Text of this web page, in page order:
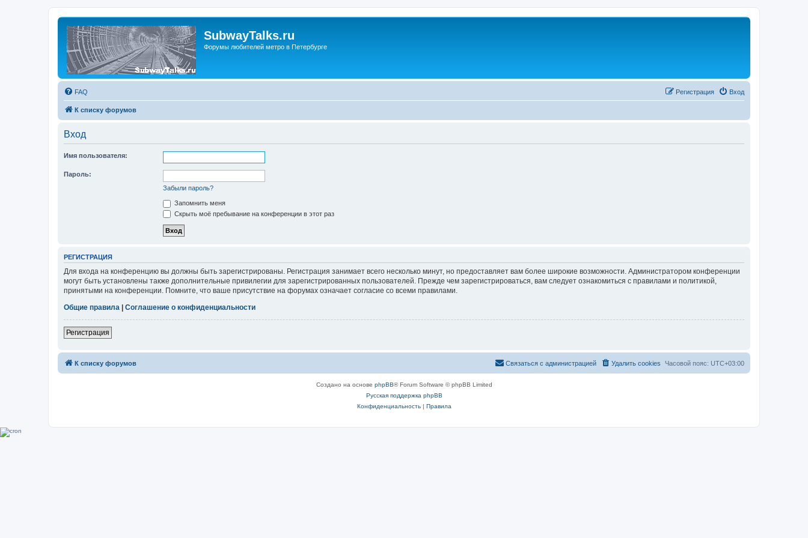
SubwayTalks.ru
Форумы любителей метро в Петербурге
FAQ Вход
Регистрация
К списку форумов
Вход
Имя пользователя:
Пароль:
Забыли пароль?
Запомнить меня
Скрыть моё пребывание на конференции в этот раз
РЕГИСТРАЦИЯ
Для входа на конференцию вы должны быть зарегистрированы. Регистрация занимает всего несколько минут, но предоставляет вам более широкие возможности. Администратором конференции
могут быть установлены также дополнительные привилегии для зарегистрированных пользователей. Прежде чем зарегистрироваться, вам следует ознакомиться с правилами и политикой,
принятыми на конференции. Помните, что ваше присутствие на форумах означает согласие со всеми правилами.
Общие правила | Соглашение о конфиденциальности
Регистрация
К списку форумов Часовой пояс: UTC+03:00
Удалить cookies
Связаться с администрацией
Создано на основе phpBB® Forum Software © phpBB Limited
Русская поддержка phpBB
Конфиденциальность| Правила